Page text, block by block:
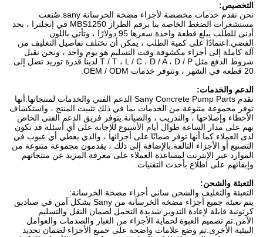
التخصيص:
نحن نقدم خدمات مخصصة لأجزاء مضخة الخرسانة sany.صُنعت
مستشعرات الضغط الخاصة بنا برقم الطراز MBS1250 في إنجلترا ، بحد
أدنى للطلب يبلغ قطعة واحدة.سعرها 95 دولارًا ، وتأتي باللون
الفضي.اعتمادًا على كمية الطلب ، يمكن أن تختلف تفاصيل التغليف من
آلة كاملة إلى أجزاء مكشوفة.وقت التسليم هو يوم واحد ، ونحن نقبل
شروط الدفع مثل T / T ، L / C ، D / A ، D / P.لدينا قدرة توريد تصل إلى
20 قطعة في الشهر ، وتتوفر خدمات OEM / ODM.
الدعم والخدمات:
تقدم Sany Concrete Pump Parts الدعم الفني والخدمات لمنتجاتها.أنها
توفر مجموعة متنوعة من الخدمات بما في ذلك تثبيت المنتج ، واستكشاف
الأخطاء وإصلاحها ، والتدريب ، والصيانة.يتوفر فريق الدعم الفني الخاص
بهم على مدار الساعة طوال أيام الأسبوع للإجابة على أي أسئلة قد تكون
لدى العملاء.كما أنها توفر ضمانًا على أجزائها ، والذي يغطي أي عيوب في
التصنيع أو الأجزاء التالفة.بالإضافة إلى ذلك ، يقدمون مجموعة متنوعة من
الموارد عبر الإنترنت لمساعدة العملاء على معرفة المزيد عن منتجاتهم
وإبقائهم على اطلاع بأحدث التقنيات.
التعبئة والشحن:
التعبئة والتغليف والشحن ساني أجزاء مضخة الخرسانة:
يتم تعبئة جميع أجزاء مضخة الخرسانة من Sany بشكل آمن في صناديق
كرتونية قابلة لإعادة التدوير شديدة التحمل لضمان النقل والتسليم
الآمن.تم تصميم العبوة لحماية الأجزاء من الغبار والصدمات والعوامل
البيئية الأخرى.تم وضع علامات واضحة على جميع الأجزاء لضمان تحديد